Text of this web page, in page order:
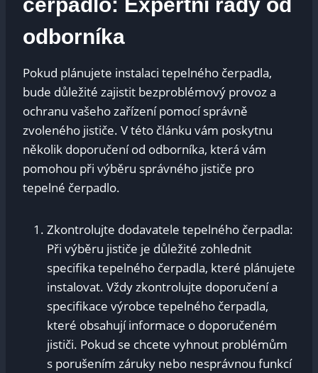
odborníka
Pokud‌ plánujete⁢ instalaci tepelného čerpadla,
bude důležité zajistit⁣ bezproblémový⁢ provoz ⁣a
ochranu vašeho zařízení pomocí správně
zvoleného jističe.‌ V této ‍článku vám poskytnu
několik doporučení od odborníka, ⁢která​ vám​
pomohou‌ při výběru správného​ jističe pro
tepelné čerpadlo.
Zkontrolujte dodavatele tepelného‌ čerpadla:
⁣Při ⁣výběru ⁤jističe je důležité zohlednit
specifika tepelného čerpadla, které plánujete
⁣instalovat. Vždy zkontrolujte doporučení‍ a
specifikace výrobce tepelného‍ čerpadla,
které obsahují informace o​ doporučeném
‌jističi. Pokud se‍ chcete vyhnout problémům
s porušením záruky‌ nebo nesprávnou funkcí